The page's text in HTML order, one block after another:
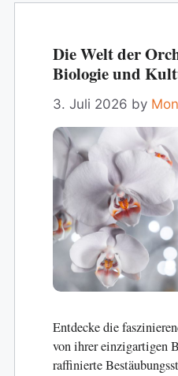
Die Welt der
Biologie und
3. Juli 2026 by
Entdecke die
von ihrer einzigartigen
raffinierte